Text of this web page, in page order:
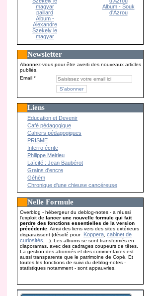
Album -
Alexandre
Szekely le
magyar
Album - Souk
d'Azrou
Newsletter
Abonnez-vous pour être averti des nouveaux articles
publiés.
Email
Liens
Education et Devenir
Café pédagogique
Cahiers pédagogiques
PRISME
Interro écrite
Philippe Meirieu
Laïcité : Jean Baubérot
Grains d'encre
Géhèm
Chronique d'une chieuse cancéreuse
Nelle Formule
Overblog - hébergeur du deblog-notes - a réussi
l'exploit delancer une nouvelle formule qui fait
perdre des fonctions essentielles de la version
précédente . Ainsi des liens vers des sites extérieurs
disparaissent (désolé pour Koppera ,cabinet de
curiosités , ..). Les albums se sont transformés en
diaporamas, avec des cadrages coupeurs de têtes.
La gestion des abonnés et des commentaires est
aussi transparente que le patrimoine de Copé. Et
toutes les fonctions de suivi du deblog-notes -
statistiques notamment - sont appauvries.